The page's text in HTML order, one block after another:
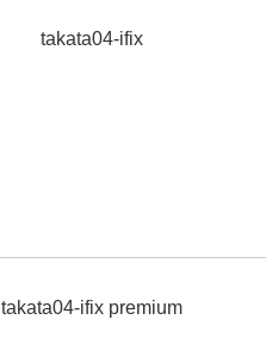
takata04-ifix
takata04-ifix premium